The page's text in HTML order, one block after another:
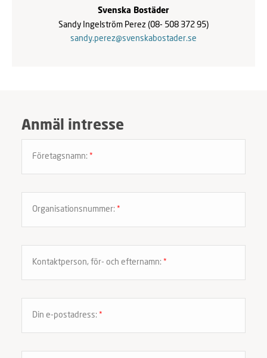
Svenska Bostäder
Sandy Ingelström Perez (08- 508 372 95)
sandy.perez@svenskabostader.se
Anmäl intresse
Företagsnamn: *
Organisationsnummer: *
Kontaktperson, för- och efternamn: *
Din e-postadress: *